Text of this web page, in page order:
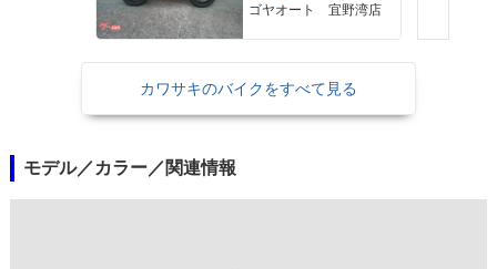
ゴヤオート 宜野湾店
カワサキのバイクをすべて見る
モデル／カラー／関連情報